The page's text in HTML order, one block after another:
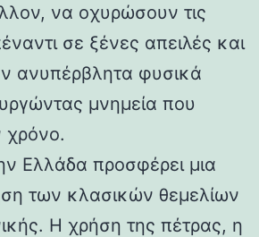
να οχυρώσουν τις
σε ξένες απειλές και
ανυπέρβλητα φυσικά
μνημεία που
χρόνο.
Ελλάδα προσφέρει μια
των κλασικών θεμελίων
Η χρήση της πέτρας, η